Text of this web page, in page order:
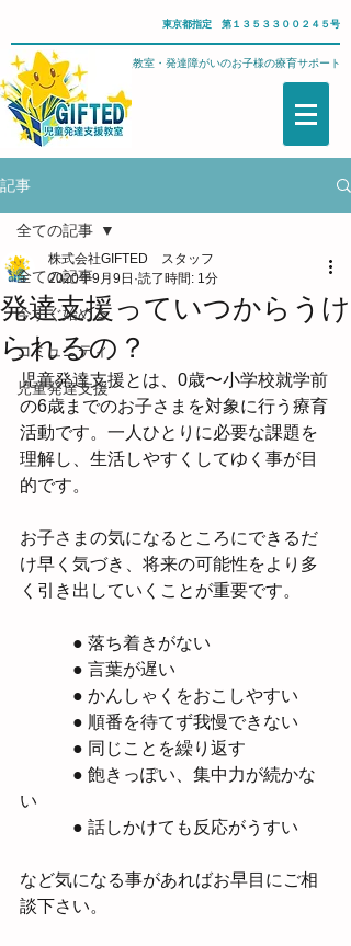
東京都指定 第１３５３３００２４５号
武蔵野市・児童発達支援教室・発達障がいのお子様の療育サポート
記事
全ての記事
今すぐ始める
コミュニティ
児童発達支援
全ての記事
発達支援っていつからうけ
られるの？
株式会社GIFTED スタッフ
2020年9月9日 読了時間: 1分
児童発達支援とは、0歳〜小学校就学前
の6歳までのお子さまを対象に行う療育
活動です。一人ひとりに必要な課題を
理解し、生活しやすくしてゆく事が目
的です。
お子さまの気になるところにできるだ
け早く気づき、将来の可能性をより多
く引き出していくことが重要です。
● 落ち着きがない
● 言葉が遅い
● かんしゃくをおこしやすい
● 順番を待てず我慢できない
● 同じことを繰り返す
● 飽きっぽい、集中力が続かな
い
● 話しかけても反応がうすい
など気になる事があればお早目にご相
談下さい。